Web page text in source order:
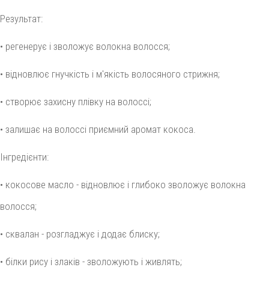
Результат:
• регенерує і зволожує волокна волосся;
• відновлює гнучкість і м'якість волосяного стрижня;
• створює захисну плівку на волоссі;
• залишає на волоссі приємний аромат кокоса.
Інгредієнти:
• кокосове масло - відновлює і глибоко зволожує волокна
волосся;
• сквалан - розгладжує і додає блиску;
• білки рису і злаків - зволожують і живлять;